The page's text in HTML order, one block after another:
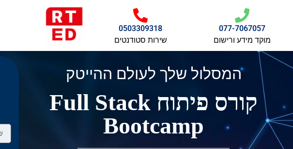
077-7067057
מוקד מידע ורישום
0503309318
שירות סטודנטים
המסלול שלך לעולם ההייטק
קורס פיתוח Full Stack
Bootcamp